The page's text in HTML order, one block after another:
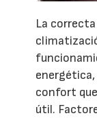
La
energética,
confort
útil.